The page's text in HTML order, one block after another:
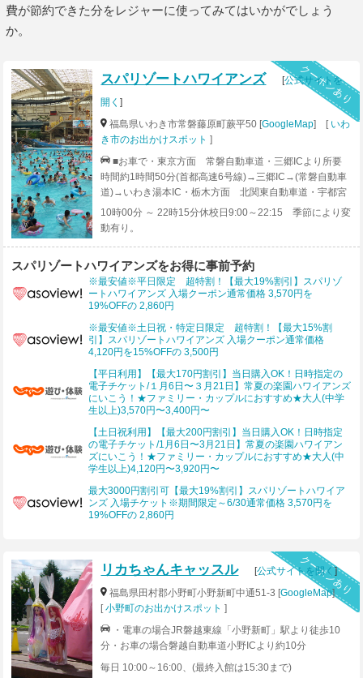
費が節約できた分をレジャーに使ってみてはいかがでしょう
か。
クーポンあり
スパリゾートハワイアンズ [公式サイトを
開く]
福島県いわき市常磐藤原町蕨平50 [GoogleMap] [ いわ
き市のお出かけスポット ]
■お車で・東京方面 常磐自動車道・三郷ICより所要
時間約1時間50分(首都高速6号線)→三郷IC→(常磐自動車
道)→いわき湯本IC・栃木方面 北関東自動車道・宇都宮
上三川ICより所要時間約1時間30分 宇都宮上三川IC→(北
関東自動車道)友部JCT(常磐自動車道)→いわき湯本IC・
いわき湯本IC・新潟方面 所要時間約2時間40分 新潟中
央IC→(磐越自動車道)いわきJCT(常磐自動車道)→いわき
湯本ICいわき湯本ICより1.6km 約3分※東北方面からお越
路交通情報センターのページで福島県をご確認下さい。■
高速バスで・東京方面 東京駅八重洲口→いわき湯本IC
IC ・福島方面 福島駅東口→いわき駅 ・郡山・会津若松
方面 会津若松駅前→郡山駅→いわき駅 ・新潟方面 新
潟万代バスセンター→新潟駅前→郡山駅→いわき駅前・
駅前・仙台方面 仙台駅東口→いわき駅 いわき駅からは
JR常磐線で湯本駅までご移動下さい。湯本駅からハワイ
アンズまでの無料送迎シャトルバスがご利用いただけま
す。■電車で首都圏方面からはＪＲ常磐線「上野駅」より
スーパーひたちで約2時間。「湯本駅」下車無料送迎バス
で約15分路線バス新常磐交通「ハワイアンズ行」で約13
用下さい。 湯本駅からは路線バス又は、無料シャトルバ
スをご利用下さい。
10時00分 ～ 22時15分休校日9:00～22:15 季節により変
動有り。
スパリゾートハワイアンズをお得に事前予約
※最安値※平日限定 超特割！【最大19%割引】スパリゾ
ートハワイアンズ 入場クーポン通常価格 3,570円を
19%OFFの 2,860円
※最安値※土日祝・特定日限定 超特割！【最大15%割
引】スパリゾートハワイアンズ 入場クーポン通常価格
4,120円を15%OFFの 3,500円
【平日利用】【最大170円割引】当日購入OK！日時指定の
電子チケット/１月6日〜３月21日】常夏の楽園ハワイアンズ
にいこう！★ファミリー・カップルにおすすめ★大人(中学
生以上)3,570円〜3,400円〜
【土日祝利用】【最大200円割引】当日購入OK！日時指定
の電子チケット/1月6日〜3月21日】常夏の楽園ハワイアン
ズにいこう！★ファミリー・カップルにおすすめ★大人(中
学生以上)4,120円〜3,920円〜
最大3000円割引可【最大19%割引】スパリゾートハワイア
ンズ 入場チケット※期間限定～6/30通常価格 3,570円を
19%OFFの 2,860円
クーポンあり
リカちゃんキャッスル [公式サイトを開く]
福島県田村郡小野町小野新町中通51-3 [GoogleMap]
[小野町のお出かけスポット ]
・電車の場合JR磐越東線「小野新町」駅より徒歩10
分・お車の場合磐越自動車道小野ICより約10分
毎日 10:00～16:00、(最終入館は15:30まで)